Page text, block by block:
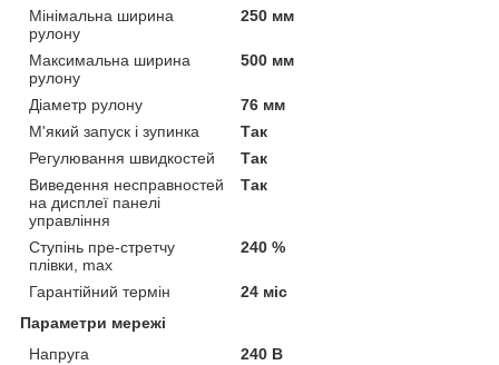
Мінімальна ширина
рулону
250 мм
Максимальна ширина
рулону
500 мм
Діаметр рулону
76 мм
М'який запуск і зупинка
Так
Регулювання швидкостей
Так
Виведення несправностей
на дисплеї панелі
управління
Так
Ступінь пре-стретчу
плівки, max
240 %
Гарантійний термін
24 міс
Параметри мережі
Напруга
240 В